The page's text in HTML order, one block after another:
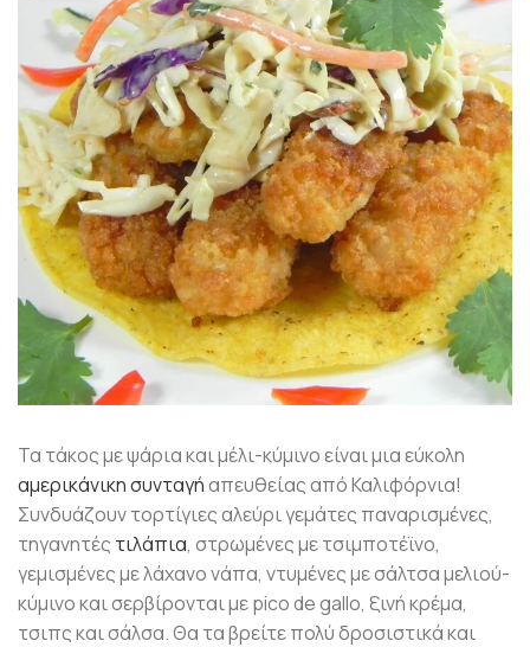
Τα τάκος με ψάρια και μέλι-κύμινο είναι μια εύκολη
αμερικάνικη συνταγήαπευθείας από Καλιφόρνια!
Συνδυάζουν τορτίγιες αλεύρι γεμάτες παναρισμένες,
τηγανητές τιλάπια, στρωμένες με τσιμποτέϊνο,
γεμισμένες με λάχανο νάπα, ντυμένες με σάλτσα μελιού-
κύμινο και σερβίρονται με pico de gallo, ξινή κρέμα,
τσιπς και σάλσα. Θα τα βρείτε πολύ δροσιστικά και